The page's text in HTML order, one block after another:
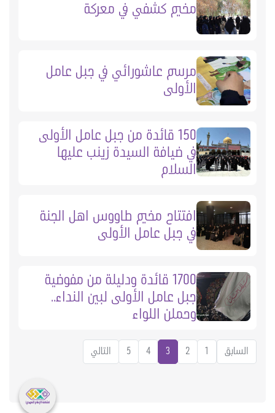
مخيم كشفي في معركة
مرسم عاشورائي في جبل عامل
الأولى
150 قائدة من جبل عامل الأولى
في ضيافة السيدة زينب عليها
السلام
افتتاح مخيم طاووس اهل الجنة
في جبل عامل الأولى
1700 قائدة ودليلة من مفوضية
جبل عامل الأولى لبين النداء..
وحملن اللواء
السابق 2
3
4
5 التالي